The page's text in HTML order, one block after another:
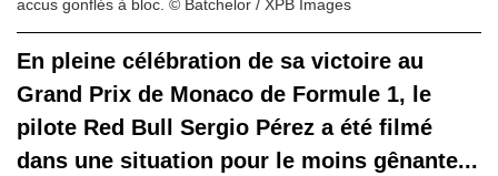
accus gonflés à bloc. © Batchelor / XPB Images
En pleine célébration de sa victoire au
Grand Prix de Monaco de Formule 1, le
pilote Red Bull Sergio Pérez a été filmé
dans une situation pour le moins gênante...